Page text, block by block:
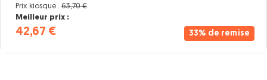
33% de remise
Prix kiosque : 63,70 €
Meilleur prix :
42,67 €